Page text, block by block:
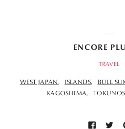
ENCORE
TRAVEL
WEST JAPAN ISLANDS BULL
KAGOSHIMA